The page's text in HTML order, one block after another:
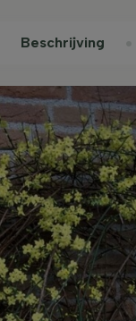
Beschrijving